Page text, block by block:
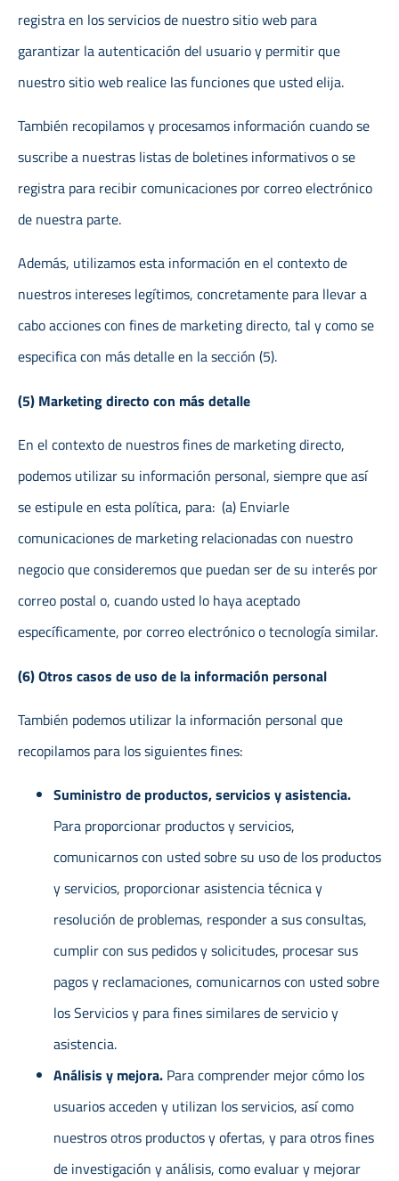
registra en los servicios de nuestro sitio web para
garantizar la autenticación del usuario y permitir que
nuestro sitio web realice las funciones que usted elija.
También recopilamos y procesamos información cuando se
suscribe a nuestras listas de boletines informativos o se
registra para recibir comunicaciones por correo electrónico
de nuestra parte.
Además, utilizamos esta información en el contexto de
nuestros intereses legítimos, concretamente para llevar a
cabo acciones con fines de marketing directo, tal y como se
especifica con más detalle en la sección (5).
(5) Marketing directo con más detalle
En el contexto de nuestros fines de marketing directo,
podemos utilizar su información personal, siempre que así
se estipule en esta política, para: (a) Enviarle
comunicaciones de marketing relacionadas con nuestro
negocio que consideremos que puedan ser de su interés por
correo postal o, cuando usted lo haya aceptado
específicamente, por correo electrónico o tecnología similar.
(6) Otros casos de uso de la información personal
También podemos utilizar la información personal que
recopilamos para los siguientes fines:
Suministro de productos, servicios y asistencia.
Para proporcionar productos y servicios,
comunicarnos con usted sobre su uso de los productos
y servicios, proporcionar asistencia técnica y
resolución de problemas, responder a sus consultas,
cumplir con sus pedidos y solicitudes, procesar sus
pagos y reclamaciones, comunicarnos con usted sobre
los Servicios y para fines similares de servicio y
asistencia.
Análisis y mejora. Para comprender mejor cómo los
usuarios acceden y utilizan los servicios, así como
nuestros otros productos y ofertas, y para otros fines
de investigación y análisis, como evaluar y mejorar